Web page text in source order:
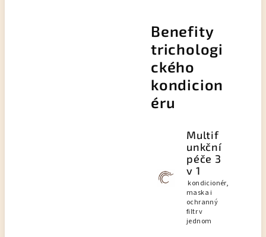
Benefity
trichologi
ckého
kondicion
éru
Multif
unkční
péče 3
v 1
kondicionér,
maska i
ochranný
filtr v
jednom